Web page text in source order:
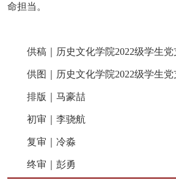
命担当。
供稿｜历史文化学院2022级学生党
供图｜历史文化学院2022级学生党
排版｜马豪喆
初审｜李骁航
复审｜冷淼
终审｜彭勇